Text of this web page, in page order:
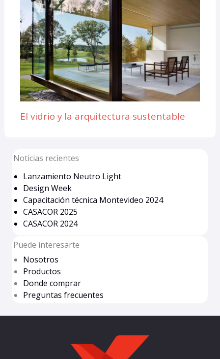
El vidrio y la arquitectura sustentable
Noticias recientes
Lanzamiento Neutro Light
Design Week
Capacitación técnica Montevideo 2024
CASACOR 2025
CASACOR 2024
Puede interesarte
Nosotros
Productos
Donde comprar
Preguntas frecuentes